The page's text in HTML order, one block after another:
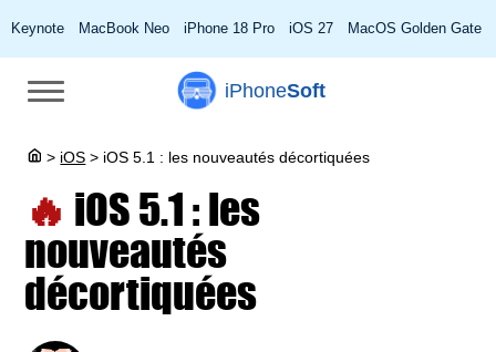
Keynote MacBook Neo iPhone 18 Pro iOS 27 MacOS Golden Gate
iPhoneSoft
> iOS > iOS 5.1 : les nouveautés décortiquées
🔥 iOS 5.1 : les
nouveautés
décortiquées